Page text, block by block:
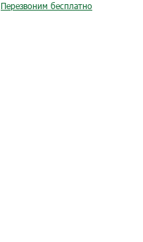
Перезвоним бесплатно